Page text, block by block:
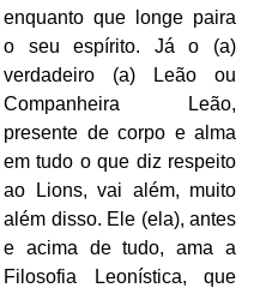
enquanto que longe paira
o seu espírito. Já o (a)
verdadeiro (a) Leão ou
Companheira Leão,
presente de corpo e alma
em tudo o que diz respeito
ao Lions, vai além, muito
além disso. Ele (ela), antes
e acima de tudo, ama a
Filosofia Leonística, que